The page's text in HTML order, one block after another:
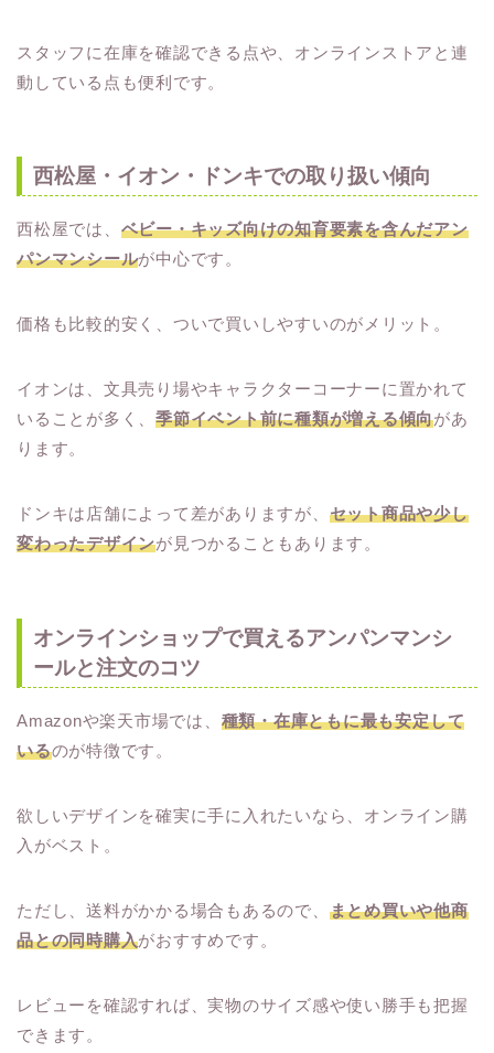
スタッフに在庫を確認できる点や、オンラインストアと連
動している点も便利です。
西松屋・イオン・ドンキでの取り扱い傾向
西松屋では、 ベビー・キッズ向けの知育要素を含んだアン
パンマンシールが中心です。
価格も比較的安く、ついで買いしやすいのがメリット。
イオンは、文具売り場やキャラクターコーナーに置かれて
いることが多く、季節イベント前に種類が増える傾向があ
ります。
ドンキは店舗によって差がありますが、 セット商品や少し
変わったデザインが見つかることもあります。
オンラインショップで買えるアンパンマンシ
ールと注文のコツ
Amazonや楽天市場では、 種類・在庫ともに最も安定して
いるのが特徴です。
欲しいデザインを確実に手に入れたいなら、オンライン購
入がベスト。
ただし、送料がかかる場合もあるので、 まとめ買いや他商
品との同時購入がおすすめです。
レビューを確認すれば、実物のサイズ感や使い勝手も把握
できます。